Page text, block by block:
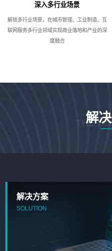
深入多行业场景
解锁多行业场景，在城市管理、工业制造、互
联网服务多行业领域实现商业落地和产业的深
度融合
解
THE
解决方案
SOLUTION